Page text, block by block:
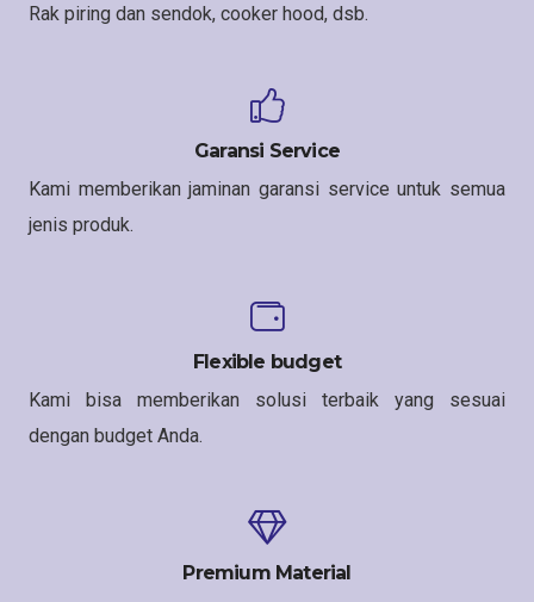
Rak piring dan sendok, cooker hood, dsb.
Garansi Service
Kami memberikan jaminan garansi service untuk semua
jenis produk.
Flexible budget
Kami bisa memberikan solusi terbaik yang sesuai
dengan budget Anda.
Premium Material